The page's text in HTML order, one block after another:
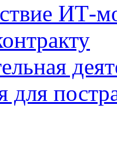
ИТ-